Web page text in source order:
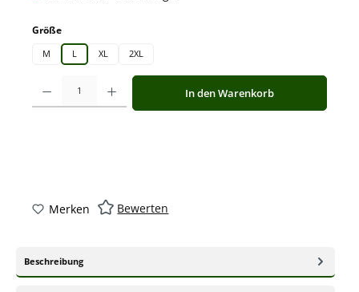
Größeauswählen
M L XL 2XL
Produkt Anzahl: Gib den gewünschten Wert ein oder benutze die
In den Warenkorb
Merken Bewerten
Beschreibung